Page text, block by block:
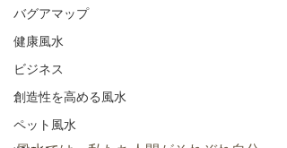
バグアマップ
健康風水
ビジネス
創造性を高める風水
ペット風水